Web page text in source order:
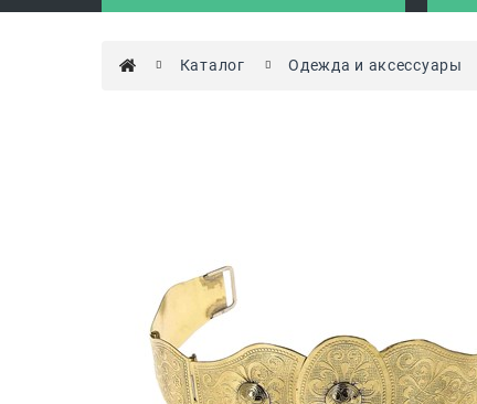
Каталог Одежда и аксессуары